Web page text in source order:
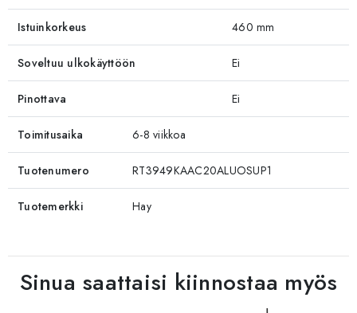
Istuinkorkeus 460 mm
Soveltuu ulkokäyttöön Ei
Pinottava Ei
Toimitusaika 6-8 viikkoa
Tuotenumero RT3949KAAC20ALUOSUP1
Tuotemerkki Hay
Sinua saattaisi kiinnostaa myös